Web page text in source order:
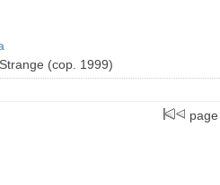
(cop. 1999)